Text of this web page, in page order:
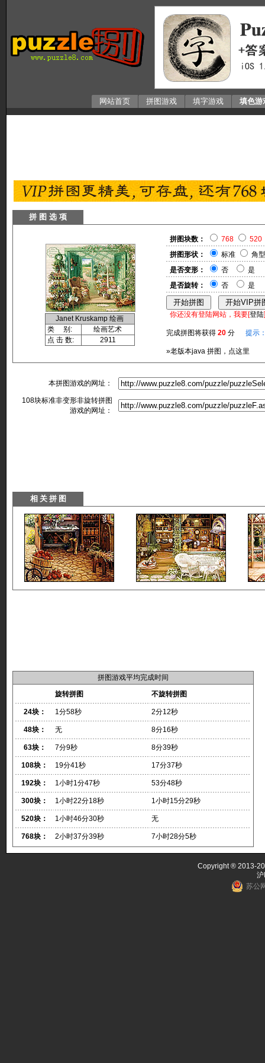
网站首页 拼图游戏 填字游戏 填色游
拼 图 选 项
Janet Kruskamp 绘画
类 别:
绘画艺术
点 击 数:
2911
拼图块数： 768
520
拼图形状：
标准
角型
是否变形：
否
是
是否旋转：
否 是
你还没有登陆网站，我要[登陆
完成拼图将获得 20 分 提示
»老版本java 拼图，点这里
本拼图游戏的网址：
108块标准非变形非旋转拼图
游戏的网址：
拼图游戏平均完成时间
旋转拼图
不旋转拼图
24块： 1分58秒 2分12秒
48块： 无 8分16秒
63块： 7分9秒 8分39秒
108块： 19分41秒 17分37秒
192块： 1小时1分47秒 53分48秒
300块： 1小时22分18秒 1小时15分29秒
520块： 1小时46分30秒 无
768块： 2小时37分39秒 7小时28分5秒
Copyright ® 2013-
苏公